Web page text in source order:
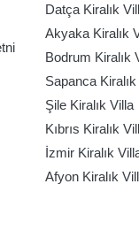
Datça Kiralık
Akyaka Kiralık
Bodrum Kiralık
Sapanca
Şile Kiralık Villa
Kıbrıs Kiralık
İzmir Kiralık
Afyon Kiralık